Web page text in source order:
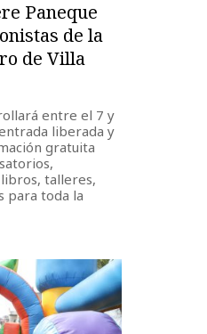
Paneque
de la
de Villa
entre el 7 y
liberada y
gratuita
talleres,
para toda la